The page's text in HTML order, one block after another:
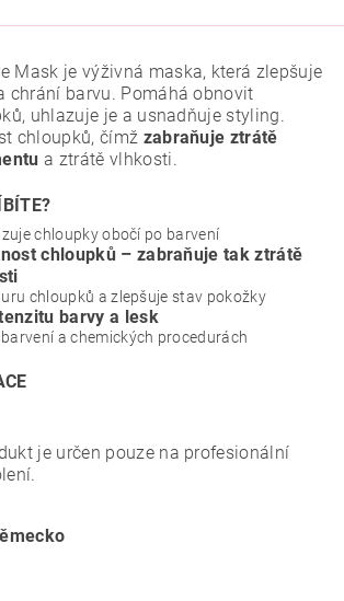
Mask je výživná maska, která zlepšuje
chrání barvu. Pomáhá obnovit
uhlazuje je a usnadňuje styling.
chloupků, čímž zabraňuje ztrátě
a ztrátě vlhkosti.
chloupky obočí po barvení
chloupků – zabraňuje tak ztrátě
chloupků a zlepšuje stav pokožky
barvy a lesk
a chemických procedurách
je určen pouze na profesionální